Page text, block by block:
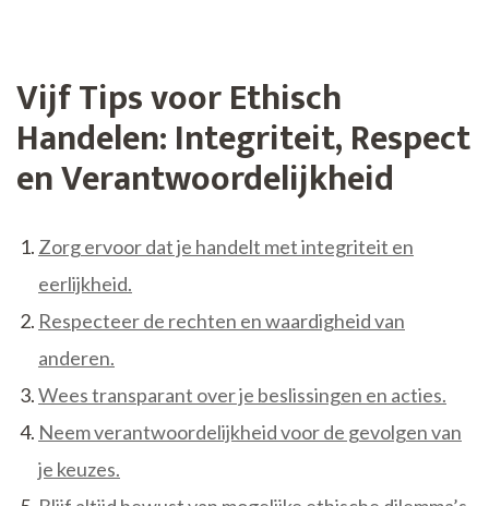
Vijf Tips voor Ethisch
Handelen: Integriteit, Respect
en Verantwoordelijkheid
Zorg ervoor dat je handelt met integriteit en
eerlijkheid.
Respecteer de rechten en waardigheid van
anderen.
Wees transparant over je beslissingen en acties.
Neem verantwoordelijkheid voor de gevolgen van
je keuzes.